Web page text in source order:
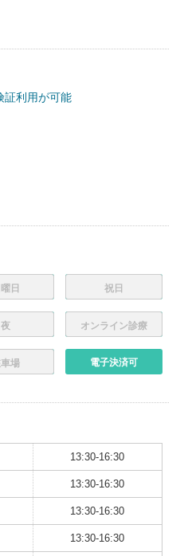
証利用が可能
日 祝日
夜 オンライン診療
場 電子決済可
13:30-16:30
13:30-16:30
13:30-16:30
13:30-16:30